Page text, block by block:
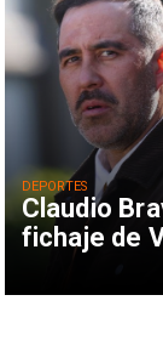
Claudio
fichaje de
DEPORTES